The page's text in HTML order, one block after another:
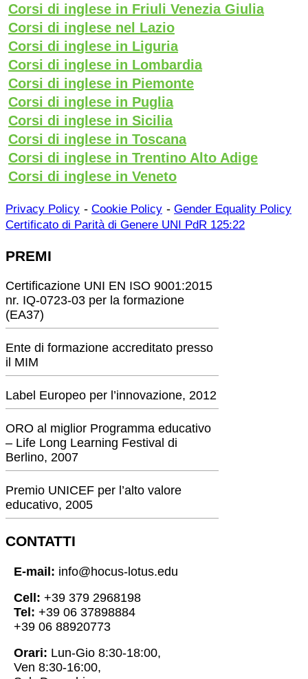
Corsi di inglese in Friuli Venezia Giulia
Corsi di inglese nel Lazio
Corsi di inglese in Liguria
Corsi di inglese in Lombardia
Corsi di inglese in Piemonte
Corsi di inglese in Puglia
Corsi di inglese in Sicilia
Corsi di inglese in Toscana
Corsi di inglese in Trentino Alto Adige
Corsi di inglese in Veneto
Privacy Policy - Cookie Policy - Gender Equality Policy
Certificato di Parità di Genere UNI PdR 125:22
PREMI
Certificazione UNI EN ISO 9001:2015
nr. IQ-0723-03 per la formazione
(EA37)
Ente di formazione accreditato presso
il MIM
Label Europeo per l’innovazione, 2012
ORO al miglior Programma educativo
– Life Long Learning Festival di
Berlino, 2007
Premio UNICEF per l’alto valore
educativo, 2005
CONTATTI
E-mail: info@hocus-lotus.edu
Cell: +39 379 2968198
Tel: +39 06 37898884
+39 06 88920773
Orari: Lun-Gio 8:30-18:00,
Ven 8:30-16:00,